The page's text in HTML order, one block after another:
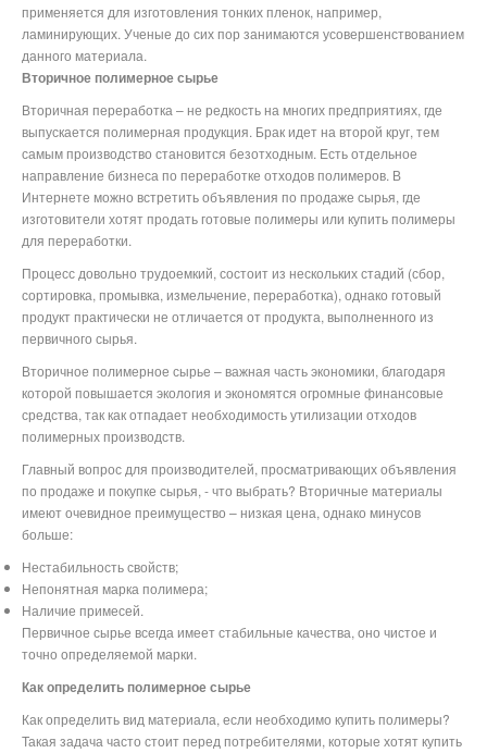
применяется для изготовления тонких пленок, например,
ламинирующих. Ученые до сих пор занимаются усовершенствованием
данного материала.
Вторичное полимерное сырье
Вторичная переработка – не редкость на многих предприятиях, где
выпускается полимерная продукция. Брак идет на второй круг, тем
самым производство становится безотходным. Есть отдельное
направление бизнеса по переработке отходов полимеров. В
Интернете можно встретить объявления по продаже сырья, где
изготовители хотят продать готовые полимеры или купить полимеры
для переработки.
Процесс довольно трудоемкий, состоит из нескольких стадий (сбор,
сортировка, промывка, измельчение, переработка), однако готовый
продукт практически не отличается от продукта, выполненного из
первичного сырья.
Вторичное полимерное сырье – важная часть экономики, благодаря
которой повышается экология и экономятся огромные финансовые
средства, так как отпадает необходимость утилизации отходов
полимерных производств.
Главный вопрос для производителей, просматривающих объявления
по продаже и покупке сырья, - что выбрать? Вторичные материалы
имеют очевидное преимущество – низкая цена, однако минусов
больше:
Нестабильность свойств;
Непонятная марка полимера;
Наличие примесей.
Первичное сырье всегда имеет стабильные качества, оно чистое и
точно определяемой марки.
Как определить полимерное сырье
Как определить вид материала, если необходимо купить полимеры?
Такая задача часто стоит перед потребителями, которые хотят купить